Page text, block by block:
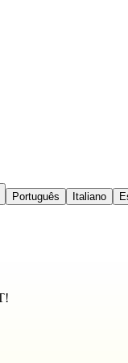
Português Italiano